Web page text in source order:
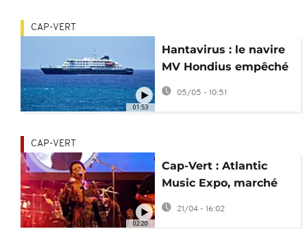
01:53
CAP-VERT
Hantavirus : le navire
MV Hondius empêché
d'accoster au Cap-Vert
05/05 - 10:51
02:20
CAP-VERT
Cap-Vert : Atlantic
Music Expo, marché
professionnel et
festival grand public
21/04 - 16:02